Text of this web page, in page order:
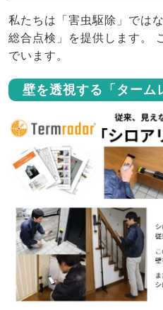
私たちは「害虫駆除」では
総合点検」を提供します。
でいます。
壁を透視する「ターム